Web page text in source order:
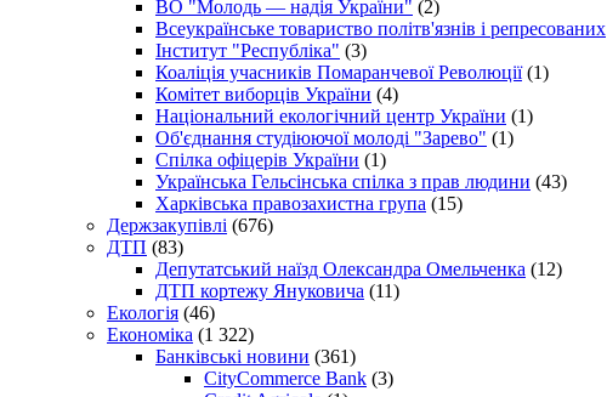
ВО "Молодь — надія України" (2)
Всеукраїнське товариство політв'язнів і репресованих
Інститут "Республіка" (3)
Коаліція учасників Помаранчевої Революції(1)
Комітет виборців України (4)
Національний екологічний центр України (1)
Об'єднання студіюючої молоді "Зарево" (1)
Спілка офіцерів України (1)
Українська Гельсінська спілка з прав людини (43)
Харківська правозахистна група (15)
Держзакупівлі (676)
ДТП (83)
Депутатський наїзд Олександра Омельченка (12)
ДТП кортежу Януковича (11)
Екологія (46)
Економіка (1 322)
Банківські новини (361)
CityCommerce Bank (3)